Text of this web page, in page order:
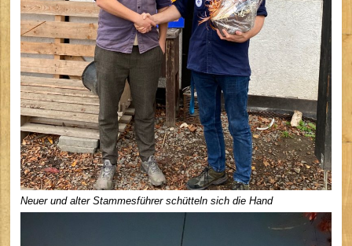
Neuer und alter Stammesführer schütteln sich die Hand